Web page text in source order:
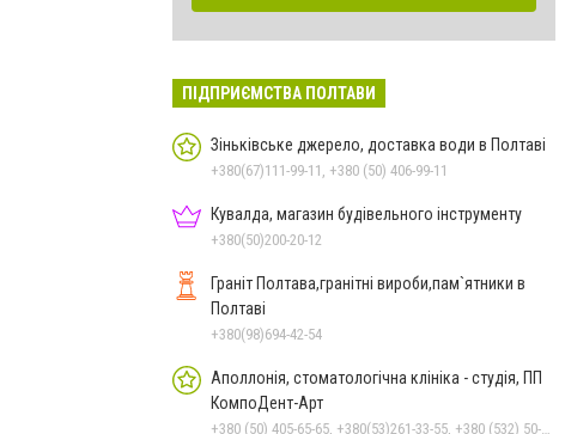
ПІДПРИЄМСТВА ПОЛТАВИ
Зіньківське джерело, доставка води в Полтаві
+380(67)111-99-11, +380 (50) 406-99-11
Кувалда, магазин будівельного інструменту
+380(50)200-20-12
Граніт Полтава,гранітні вироби,пам`ятники в
Полтаві
+380(98)694-42-54
Аполлонія, стоматологічна клініка - студія, ПП
КомпоДент-Арт